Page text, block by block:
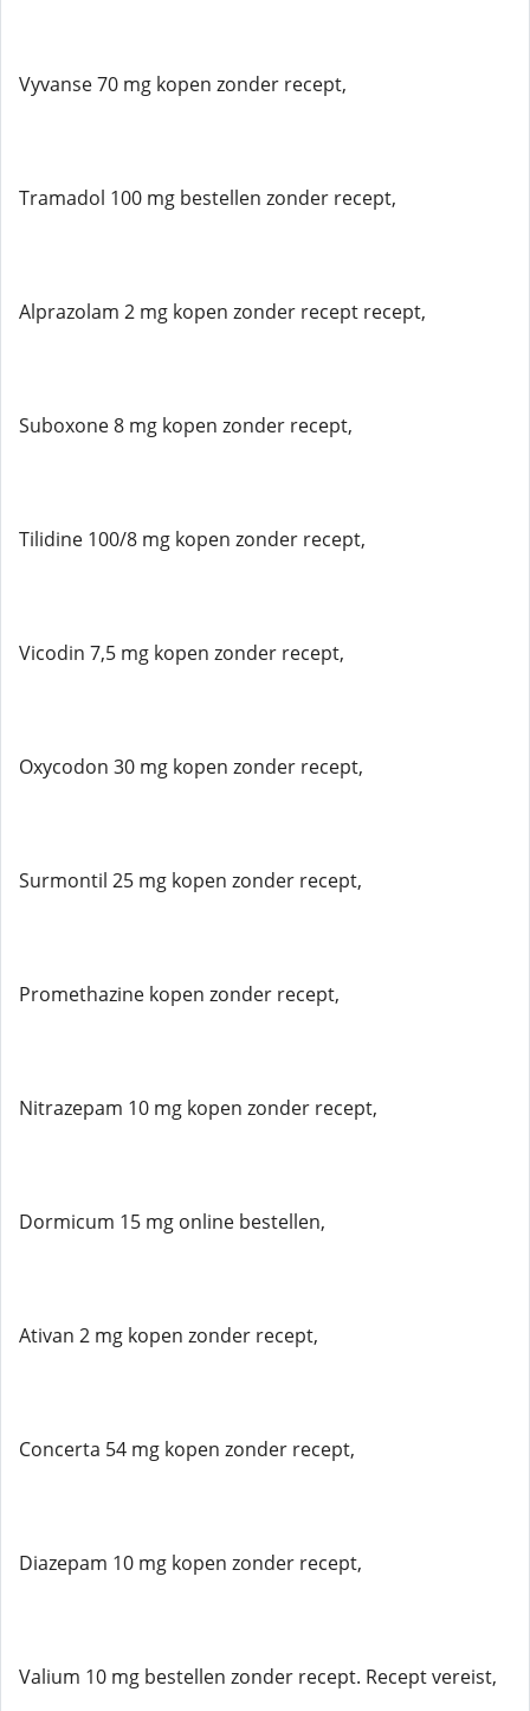
Vyvanse 70 mg kopen zonder recept,
Tramadol 100 mg bestellen zonder recept,
Alprazolam 2 mg kopen zonder recept recept,
Suboxone 8 mg kopen zonder recept,
Tilidine 100/8 mg kopen zonder recept,
Vicodin 7,5 mg kopen zonder recept,
Oxycodon 30 mg kopen zonder recept,
Surmontil 25 mg kopen zonder recept,
Promethazine kopen zonder recept,
Nitrazepam 10 mg kopen zonder recept,
Dormicum 15 mg online bestellen,
Ativan 2 mg kopen zonder recept,
Concerta 54 mg kopen zonder recept,
Diazepam 10 mg kopen zonder recept,
Valium 10 mg bestellen zonder recept. Recept vereist,